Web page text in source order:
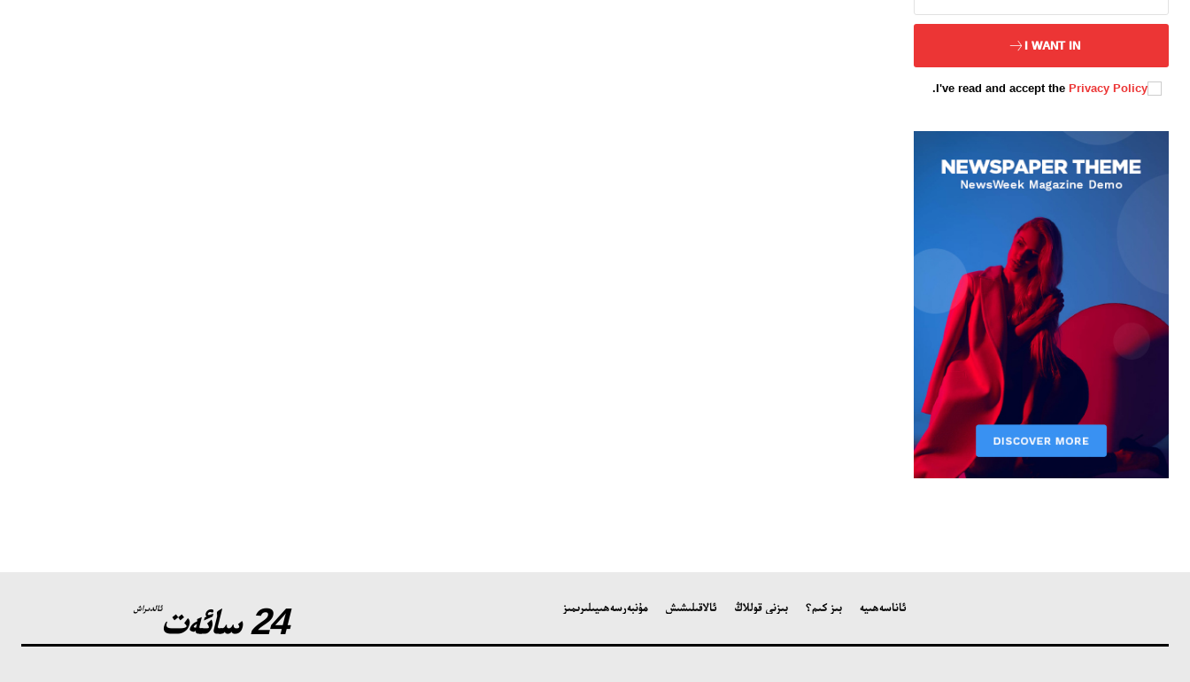
I WANT IN
I've read and accept the Privacy Policy
.
24 سائەت ئالدىراش ئاناسەھىپە بىز كىم؟ بىزنى قوللاڭ ئالاقىلىشىش مۇنبەرسەھىپىلىرىمىز